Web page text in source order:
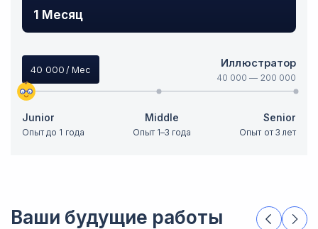
1 Месяц
40 000 / Мес Иллюстратор
40 000 — 200 000
Junior
Опыт до 1 года
Middle
Опыт 1–3 года
Senior
Опыт от 3 лет
Ваши будущие работы